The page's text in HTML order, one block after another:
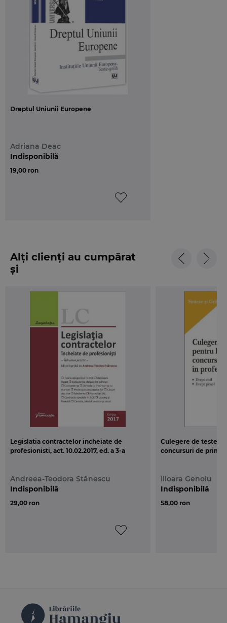
Lucrarea este structurata in trei capitole. Primul
capitol verifica intelegerea si asimilarea notiunilor
generale de drept civil legate de norma juridica,
clasificarea, interpretarea si aplicarea ei. Capitolul al
doilea vizeaza teoria generala a raportului juridic de
drept civil si de dreptul afacerilor, cu accente puse
asupra subiectelor raportului juridic de dreptul
fizica, dar si persoana juridica, insa, sunt prezentate,
profesionistul comerciant persoana fizica
reglementat de O.U.G. nr. 44/2008. Profesionistul
comerciant persoana juridica urmeaza sa fie
amploarea subiectului. Capitolul al treilea
Asa cum am precizat deja, prezenta lucrarea se
Societar, in special, institutia profesionistului
comerciant persoana juridica.
Dreptul Uniunii Europene
Adriana Deac
19,00 ron
Indisponibilă
Alți clienți au cumpărat
și
Legislatia contractelor incheiate de
profesionisti, act. 10.02.2017, ed. a 3-a
Andreea-Teodora Stănescu
29,00 ron
Indisponibilă
Culegere de teste
concursuri de
Ilioara Genoiu
58,00 ron
Indisponibilă